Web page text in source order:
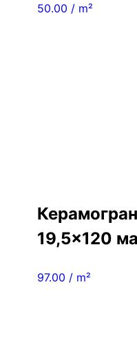
50.00 / m²
19,5×120
97.00 / m²